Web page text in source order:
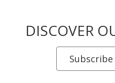
DISCOVER